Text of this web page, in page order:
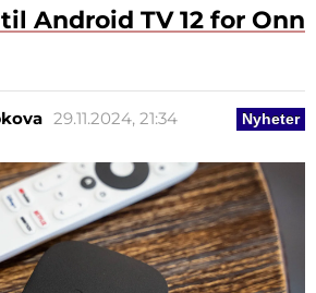
Android TV 12 for Onn
Nyheter
29.11.2024, 21:34